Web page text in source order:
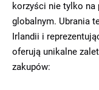
korzyści nie tylko na
globalnym. Ubrania
Irlandii i
oferują unikalne
zakupów: